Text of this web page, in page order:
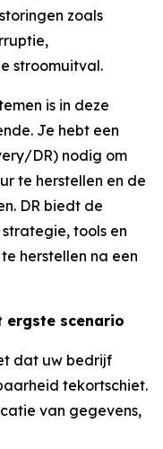
zoals
stroomuitval.
is in deze
Je hebt een
DR) nodig om
te herstellen en de
DR biedt de
tools en
herstellen na een
ergste scenario
dat uw bedrijf
tekortschiet.
van gegevens,